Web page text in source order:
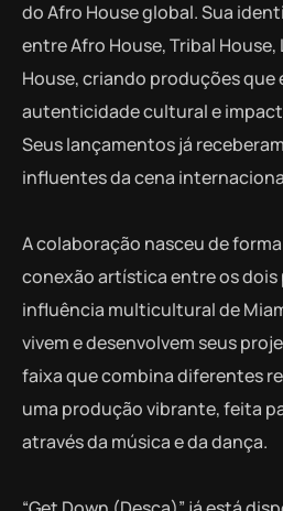
do Afro House global. Sua
entre Afro House, Tribal House,
House, criando produções que
autenticidade cultural e
Seus lançamentos já
influentes da cena
A colaboração nasceu de
conexão artística entre os dois
influência multicultural de
vivem e desenvolvem seus
faixa que combina diferentes
uma produção vibrante, feita
através da música e da dança.